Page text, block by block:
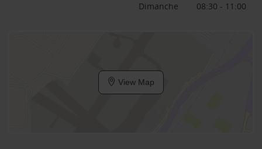
Dimanche
08:30 - 11:00
View Map